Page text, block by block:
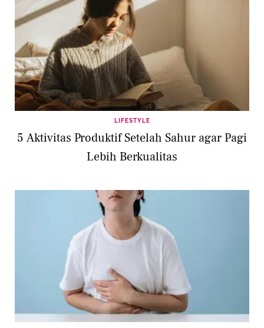
LIFESTYLE
5 Aktivitas Produktif Setelah Sahur agar Pagi
Lebih Berkualitas